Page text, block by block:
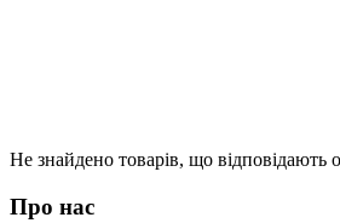
Не знайдено товарів, що відповідають
Про нас